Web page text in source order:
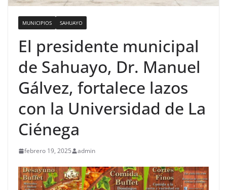
MUNICIPIOS SAHUAYO
El presidente municipal
de Sahuayo, Dr. Manuel
Gálvez, fortalece lazos
con la Universidad de La
Ciénega
febrero 19, 2025 admin